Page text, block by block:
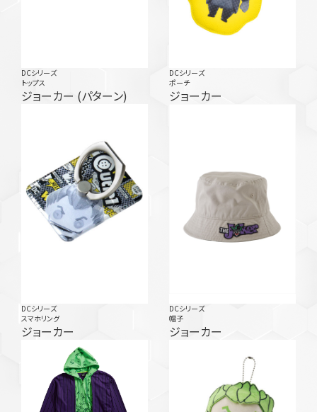
DCシリーズ
トップス
ジョーカー (パターン)
DCシリーズ
ポーチ
ジョーカー
DCシリーズ
スマホリング
ジョーカー
DCシリーズ
帽子
ジョーカー